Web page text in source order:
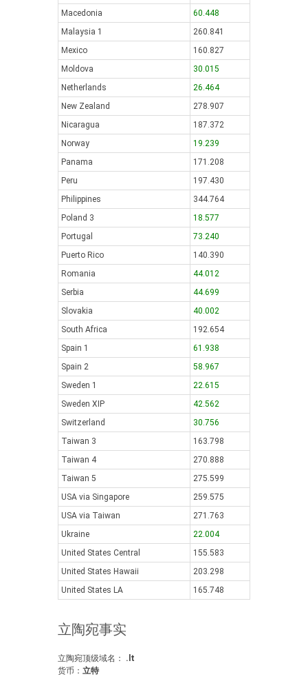
Macedonia
60.448
Malaysia 1
260.841
Mexico
160.827
Moldova
30.015
Netherlands
26.464
New Zealand
278.907
Nicaragua
187.372
Norway
19.239
Panama
171.208
Peru
197.430
Philippines
344.764
Poland 3
18.577
Portugal
73.240
Puerto Rico
140.390
Romania
44.012
Serbia
44.699
Slovakia
40.002
South Africa
192.654
Spain 1
61.938
Spain 2
58.967
Sweden 1
22.615
Sweden XIP
42.562
Switzerland
30.756
Taiwan 3
163.798
Taiwan 4
270.888
Taiwan 5
275.599
USA via Singapore
259.575
USA via Taiwan
271.763
Ukraine
22.004
United States Central
155.583
United States Hawaii
203.298
United States LA
165.748
立陶宛事实
立陶宛顶级域名： .lt
货币： 立特